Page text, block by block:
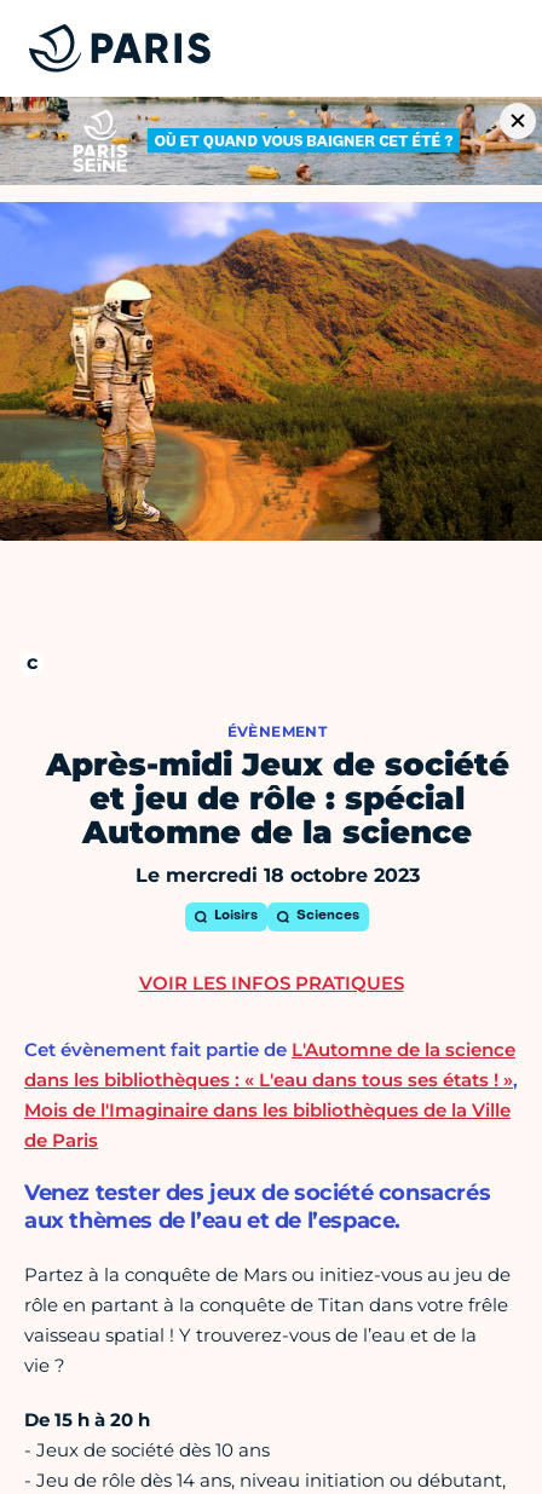
ÉVÈNEMENT
Après-midi Jeux de société
et jeu de rôle : spécial
Automne de la science
Le mercredi 18 octobre 2023
Loisirs Sciences
Cet évènement fait partie de L'Automne de la science
dans les bibliothèques : « L'eau dans tous ses états ! »,
Mois de l'Imaginaire dans les bibliothèques de la Ville
de Paris
Venez tester des jeux de société consacrés
aux thèmes de l’eau et de l’espace.
Partez à la conquête de Mars ou initiez-vous au jeu de
rôle en partant à la conquête de Titan dans votre frêle
vaisseau spatial ! Y trouverez-vous de l’eau et de la
vie ?
De 15 h à 20 h
- Jeux de société dès 10 ans
- Jeu de rôle dès 14 ans, niveau initiation ou débutant,
VOIR LES INFOS PRATIQUES